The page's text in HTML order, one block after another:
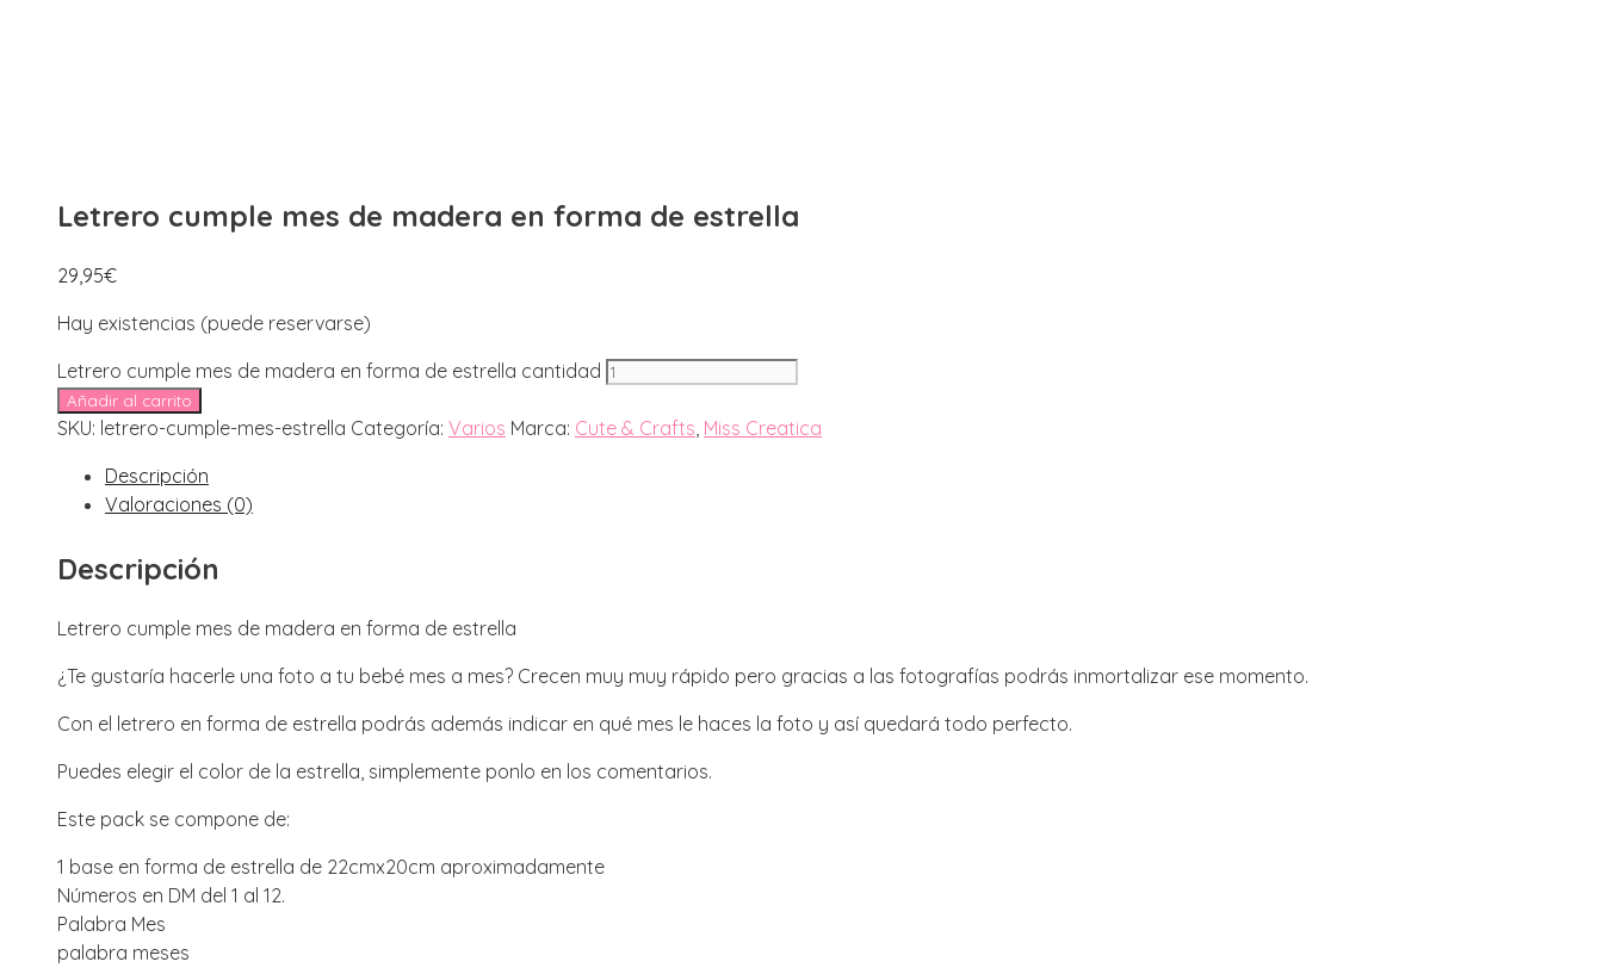
Letrero cumple mes de madera en forma de estrella
29,95€
Hay existencias (puede reservarse)
Letrero cumple mes de madera en forma de estrella cantidad
Añadir al carrito
SKU: letrero-cumple-mes-estrella Categoría: Varios Marca: Cute & Crafts Miss Creatica
Descripción
Valoraciones (0)
Descripción
Letrero cumple mes de madera en forma de estrella
¿Te gustaría hacerle una foto a tu bebé mes a mes? Crecen muy muy rápido pero gracias a las fotografías podrás inmortalizar ese momento.
Con el letrero en forma de estrella podrás además indicar en qué mes le haces la foto y así quedará todo perfecto.
Puedes elegir el color de la estrella, simplemente ponlo en los comentarios.
Este pack se compone de:
1 base en forma de estrella de 22cmx20cm aproximadamente
Números en DM del 1 al 12.
Palabra Mes
palabra meses